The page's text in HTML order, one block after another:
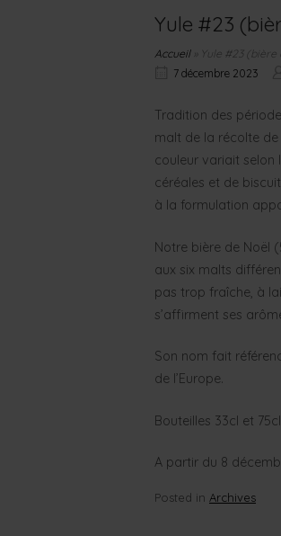
Yule #23
Accueil» Yule #23
7 décembre 2023
Tradition des
malt de la récolte de
couleur variait selon
céréales et de
à la formulation
Notre bière de Noël
aux six malts
pas trop fraîche, à
s’affirment ses
Son nom fait
de l’Europe.
Bouteilles 33cl et 75cl
A partir du 8
Posted in Archives